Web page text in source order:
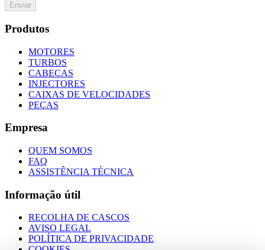
Enviar
Produtos
MOTORES
TURBOS
CABEÇAS
INJECTORES
CAIXAS DE VELOCIDADES
PEÇAS
Empresa
QUEM SOMOS
FAQ
ASSISTÊNCIA TÉCNICA
Informação útil
RECOLHA DE CASCOS
AVISO LEGAL
POLÍTICA DE PRIVACIDADE